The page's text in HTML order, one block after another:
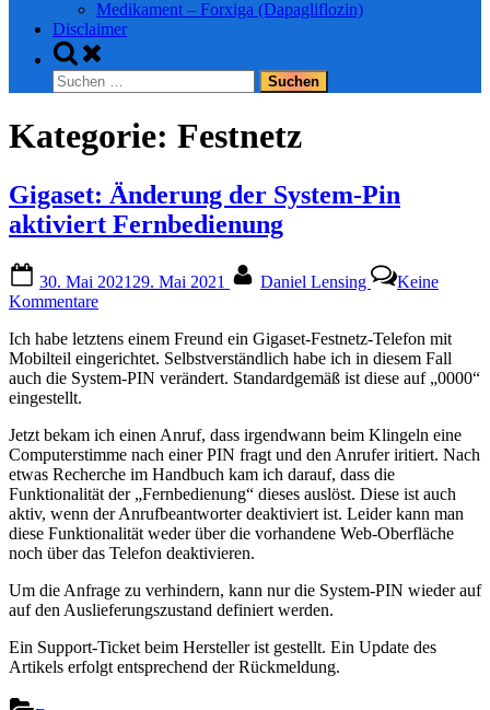
Medikament – Forxiga (Dapagliflozin)
Disclaimer
Toggle
search
form
Suchen
nach:
Kategorie: Festnetz
Gigaset: Änderung der System-Pin
aktiviert Fernbedienung
on
30. Mai 2021 29. Mai 2021 Daniel Lensing
Keine
Kommentarezu
Änderung
der
System-
Fernbedienung
Ich habe letztens einem Freund ein Gigaset-Festnetz-Telefon mit
Mobilteil eingerichtet. Selbstverständlich habe ich in diesem Fall
auch die System-PIN verändert. Standardgemäß ist diese auf „0000“
eingestellt.
Jetzt bekam ich einen Anruf, dass irgendwann beim Klingeln eine
Computerstimme nach einer PIN fragt und den Anrufer iritiert. Nach
etwas Recherche im Handbuch kam ich darauf, dass die
Funktionalität der „Fernbedienung“ dieses auslöst. Diese ist auch
aktiv, wenn der Anrufbeantworter deaktiviert ist. Leider kann man
diese Funktionalität weder über die vorhandene Web-Oberfläche
noch über das Telefon deaktivieren.
Um die Anfrage zu verhindern, kann nur die System-PIN wieder auf
auf den Auslieferungszustand definiert werden.
Ein Support-Ticket beim Hersteller ist gestellt. Ein Update des
Artikels erfolgt entsprechend der Rückmeldung.